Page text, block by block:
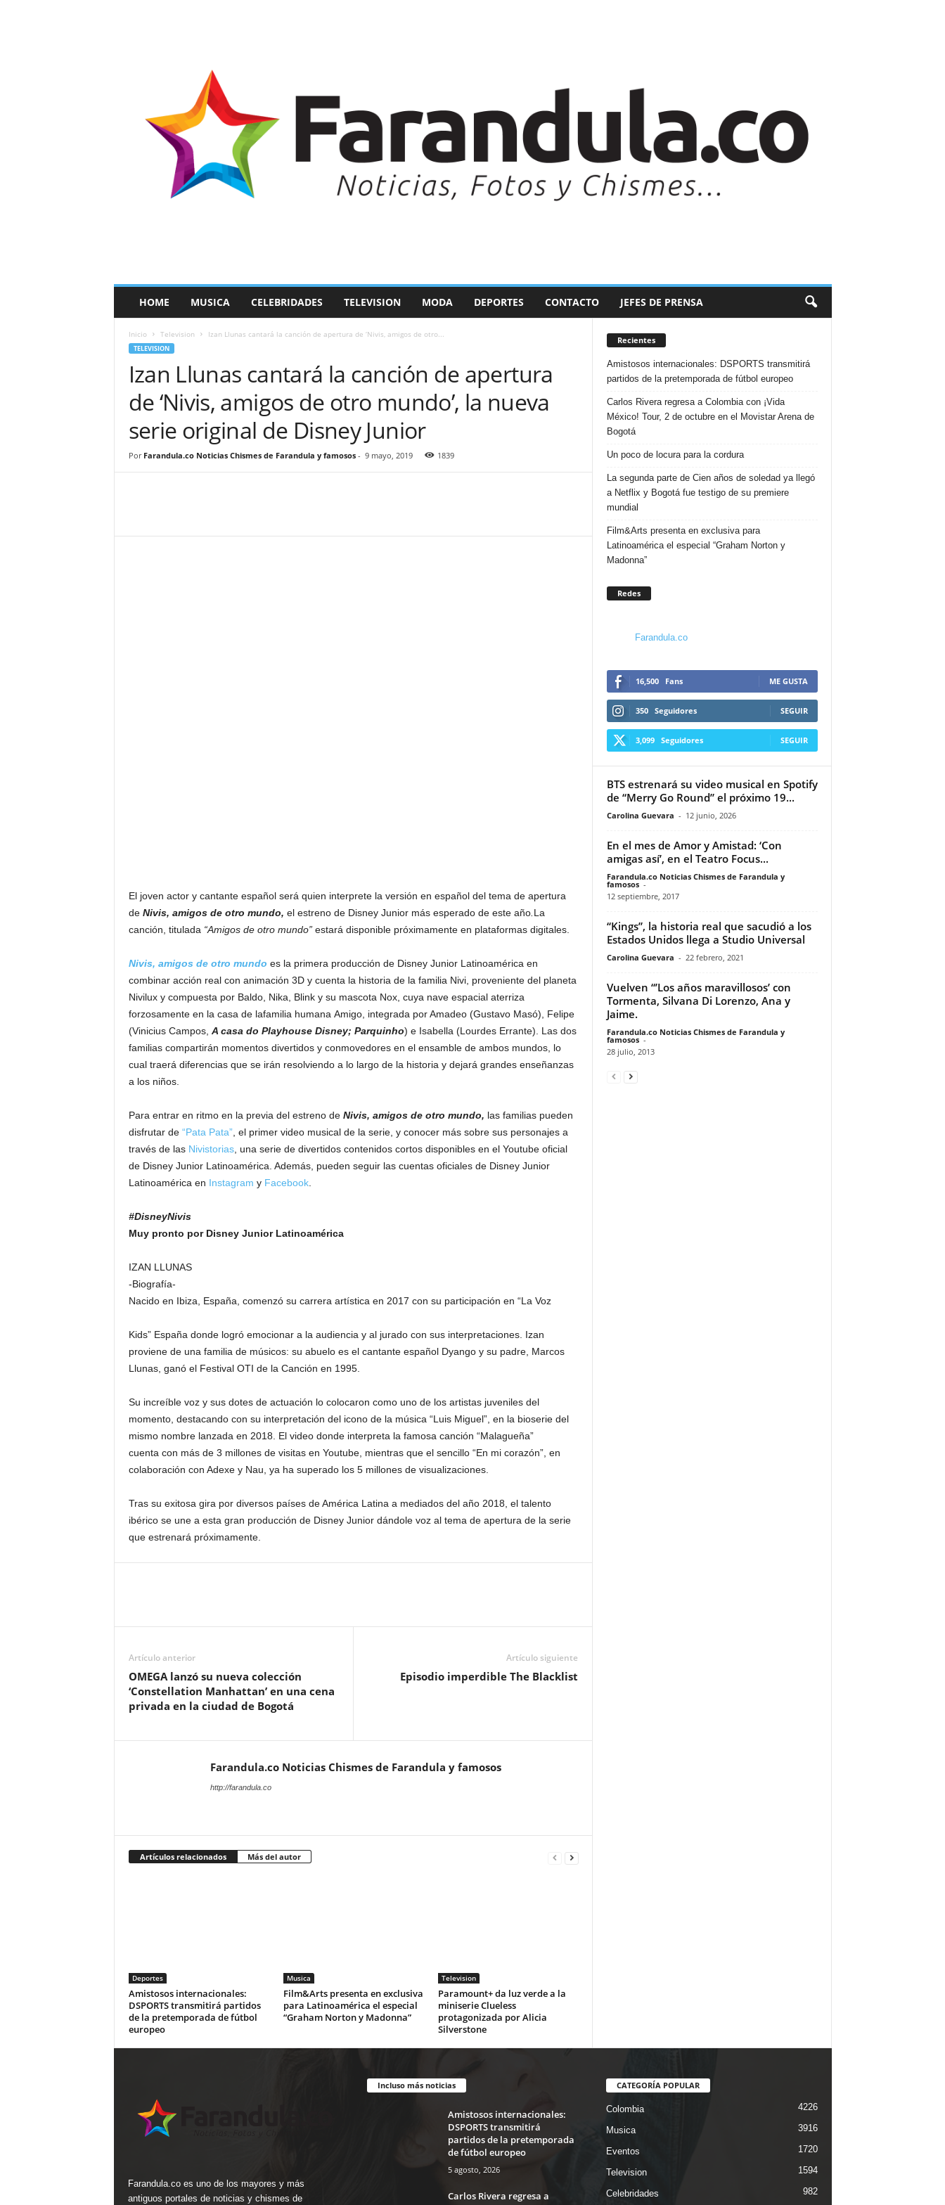
a
HOME MUSICA CELEBRIDADES TELEVISION MODA DEPORTES CONTACTO JEFES DE PRENSA
Inicio Television Izan Llunas cantará la canción de apertura de ‘Nivis, amigos de otro...
TELEVISION
Izan Llunas cantará la canción de apertura
de ‘Nivis, amigos de otro mundo’, la nueva
serie original de Disney Junior
Por Farandula.co Noticias Chismes de Farandula y famosos- 9 mayo, 2019 1839
El joven actor y cantante español será quien interprete la versión en español del tema de apertura
deNivis, amigos de otro mundo, el estreno de Disney Junior más esperado de este año. La
canción, titulada “Amigos de otro mundo”estará disponible próximamente en plataformas digitales.
Nivis, amigos de otro mundo es la primera producción de Disney Junior Latinoamérica en
combinar acción real con animación 3D y cuenta la historia de la familia Nivi, proveniente del planeta
Nivilux y compuesta por Baldo, Nika, Blink y su mascota Nox, cuya nave espacial aterriza
forzosamente en la casa de lafamilia humana Amigo, integrada por Amadeo (Gustavo Masó), Felipe
(Vinicius Campos, A casa do Playhouse Disney; Parquinho) e Isabella (Lourdes Errante). Las dos
familias compartirán momentos divertidos y conmovedores en el ensamble de ambos mundos, lo
cual traerá diferencias que se irán resolviendo a lo largo de la historia y dejará grandes enseñanzas
a los niños.
Para entrar en ritmo en la previa del estreno de Nivis, amigos de otro mundo, las familias pueden
disfrutar de “Pata Pata”, el primer video musical de la serie, y conocer más sobre sus personajes a
través de las Nivistorias, una serie de divertidos contenidos cortos disponibles en el Youtube oficial
de Disney Junior Latinoamérica. Además, pueden seguir las cuentas oficiales de Disney Junior
Latinoamérica en Instagram y Facebook.
#DisneyNivis
Muy pronto por Disney Junior Latinoamérica
IZAN LLUNAS
-Biografía-
Nacido en Ibiza, España, comenzó su carrera artística en 2017 con su participación en “La Voz
Kids” España donde logró emocionar a la audiencia y al jurado con sus interpretaciones. Izan
proviene de una familia de músicos: su abuelo es el cantante español Dyango y su padre, Marcos
Llunas, ganó el Festival OTI de la Canción en 1995.
Su increíble voz y sus dotes de actuación lo colocaron como uno de los artistas juveniles del
momento, destacando con su interpretación del icono de la música “Luis Miguel”, en la bioserie del
mismo nombre lanzada en 2018. El video donde interpreta la famosa canción “Malagueña”
cuenta con más de 3 millones de visitas en Youtube, mientras que el sencillo “En mi corazón”, en
colaboración con Adexe y Nau, ya ha superado los 5 millones de visualizaciones.
Tras su exitosa gira por diversos países de América Latina a mediados del año 2018, el talento
ibérico se une a esta gran producción de Disney Junior dándole voz al tema de apertura de la serie
que estrenará próximamente.
Artículo anterior
OMEGA lanzó su nueva colección
‘Constellation Manhattan’ en una cena
privada en la ciudad de Bogotá
Artículo siguiente
Episodio imperdible The Blacklist
Farandula.co Noticias Chismes de Farandula y famosos
http://farandula.co
Artículos relacionados Más del autor
Deportes
Amistosos internacionales:
DSPORTS transmitirá partidos
de la pretemporada de fútbol
europeo
Musica
Film&Arts presenta en exclusiva
para Latinoamérica el especial
“Graham Norton y Madonna”
Television
Paramount+ da luz verde a la
miniserie Clueless
protagonizada por Alicia
Silverstone
Recientes
Amistosos internacionales: DSPORTS transmitirá
partidos de la pretemporada de fútbol europeo
Carlos Rivera regresa a Colombia con ¡Vida
México! Tour, 2 de octubre en el Movistar Arena de
Bogotá
Un poco de locura para la cordura
La segunda parte de Cien años de soledad ya llegó
a Netflix y Bogotá fue testigo de su premiere
mundial
Film&Arts presenta en exclusiva para
Latinoamérica el especial “Graham Norton y
Madonna”
Redes
Farandula.co
16,500 Fans ME GUSTA
350 Seguidores SEGUIR
3,099 Seguidores SEGUIR
BTS estrenará su video musical en Spotify
de “Merry Go Round” el próximo 19...
Carolina Guevara - 12 junio, 2026
En el mes de Amor y Amistad: ‘Con
amigas así’, en el Teatro Focus...
Farandula.co Noticias Chismes de Farandula y
famosos -
12 septiembre, 2017
“Kings”, la historia real que sacudió a los
Estados Unidos llega a Studio Universal
Carolina Guevara - 22 febrero, 2021
Vuelven “’Los años maravillosos’ con
Tormenta, Silvana Di Lorenzo, Ana y
Jaime.
Farandula.co Noticias Chismes de Farandula y
famosos -
28 julio, 2013
Farandula.co es uno de los mayores y más
antiguos portales de noticias y chismes de
Incluso más noticias
Amistosos internacionales:
DSPORTS transmitirá
partidos de la pretemporada
de fútbol europeo
5 agosto, 2026
Carlos Rivera regresa a
CATEGORÍA POPULAR
Colombia 4226
Musica 3916
Eventos 1720
Television 1594
Celebridades 982